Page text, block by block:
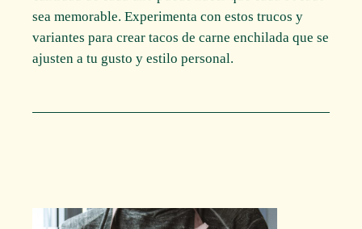
sea memorable. Experimenta con estos trucos y
variantes para crear tacos de carne enchilada que se
ajusten a tu gusto y estilo personal.